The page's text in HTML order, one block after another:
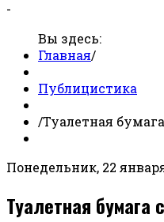
-
Вы здесь:
Главная/
Публицистика
/Туалетная
Понедельник, 22 января
Туалетная бумага